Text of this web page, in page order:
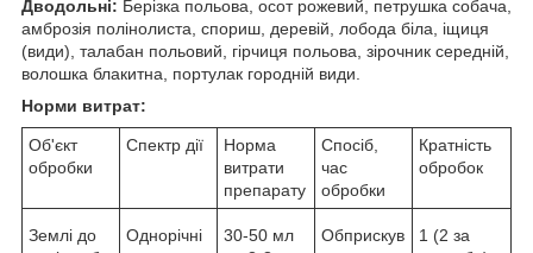
Дводольні: Берізка польова, осот рожевий, петрушка собача,
амброзія полінолиста, спориш, деревій, лобода біла, іщиця
(види), талабан польовий, гірчиця польова, зірочник середній,
волошка блакитна, портулак городній види.
Норми витрат:
Об'єкт
обробки
Спектр дії
Норма
витрати
препарату
Спосіб,
час
обробки
Кратність
обробок
Землі до
Однорічні
30-50 мл
Обприскув
1 (2 за